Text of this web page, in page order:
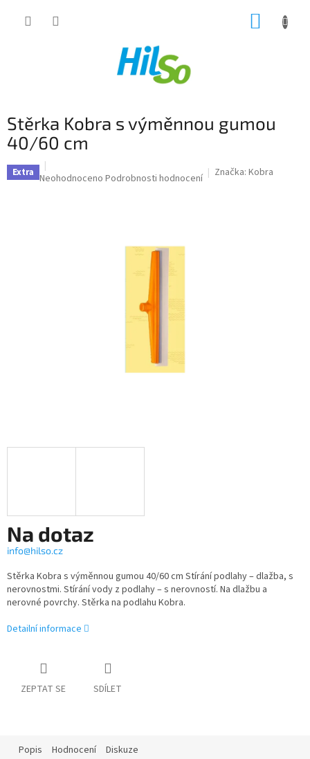
Stěrka Kobra s výměnnou gumou
40/60 cm
Extra Průměrné
Neohodnoceno Podrobnosti hodnocení Značka: Kobra
Na dotaz
info@hilso.cz
Měrná
cena:
Stěrka Kobra s výměnnou gumou 40/60 cm Stírání podlahy – dlažba, s
nerovnostmi. Stírání vody z podlahy – s nerovností. Na dlažbu a
nerovné povrchy. Stěrka na podlahu Kobra.
Detailní informace
ZEPTAT SE SDÍLET
Popis Hodnocení Diskuze